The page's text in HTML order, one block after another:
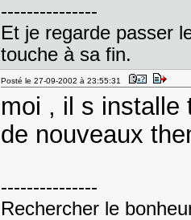
---------------
Et je regarde passer
touche à sa fin.
Posté le 27-09-2002 à 23:55:31
moi , il s installe
de nouveaux
---------------
Rechercher le